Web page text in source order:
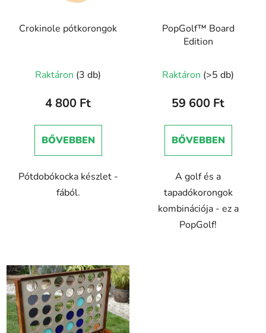
Crokinole pótkorongok
Raktáron (3 db)
4 800 Ft
BŐVEBBEN
Pótdobókocka készlet -
fából.
PopGolf™ Board
Edition
Raktáron (>5 db)
59 600 Ft
BŐVEBBEN
A golf és a
tapadókorongok
kombinációja - ez a
PopGolf!